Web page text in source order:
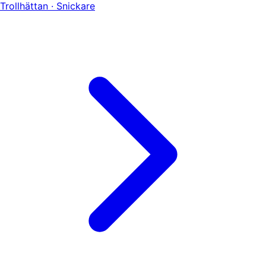
Trollhättan · Snickare